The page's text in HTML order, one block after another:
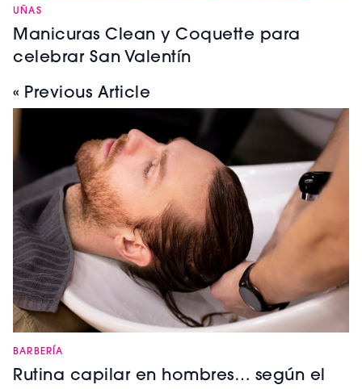
UÑAS
Manicuras Clean y Coquette para
celebrar San Valentín
« Previous Article
BARBERÍA
Rutina capilar en hombres… según el